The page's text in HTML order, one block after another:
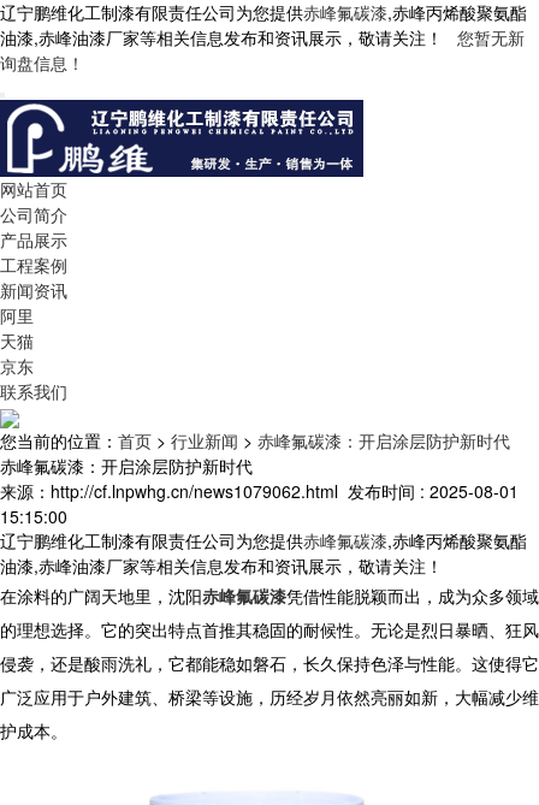
辽宁鹏维化工制漆有限责任公司为您提供赤峰氟碳漆,赤峰丙烯酸聚氨酯
油漆,赤峰油漆厂家等相关信息发布和资讯展示，敬请关注！ 您暂无新
询盘信息！
网站首页
公司简介
产品展示
工程案例
新闻资讯
阿里
天猫
京东
联系我们
您当前的位置： 首页 > 行业新闻 > 赤峰氟碳漆：开启涂层防护新时代
赤峰氟碳漆：开启涂层防护新时代
来源：http://cf.lnpwhg.cn/news1079062.html 发布时间 : 2025-08-01
15:15:00
辽宁鹏维化工制漆有限责任公司为您提供赤峰氟碳漆,赤峰丙烯酸聚氨酯
油漆,赤峰油漆厂家等相关信息发布和资讯展示，敬请关注！
在涂料的广阔天地里，沈阳赤峰氟碳漆凭借性能脱颖而出，成为众多领域
的理想选择。它的突出特点首推其稳固的耐候性。无论是烈日暴晒、狂风
侵袭，还是酸雨洗礼，它都能稳如磐石，长久保持色泽与性能。这使得它
广泛应用于户外建筑、桥梁等设施，历经岁月依然亮丽如新，大幅减少维
护成本。